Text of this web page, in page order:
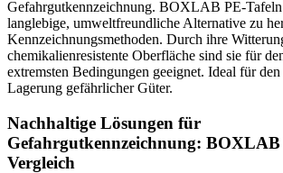
Gefahrgutkennzeichnung. BOXLAB PE-Tafeln
langlebige, umweltfreundliche Alternative zu
Kennzeichnungsmethoden. Durch ihre
chemikalienresistente Oberfläche sind sie für
extremsten Bedingungen geeignet. Ideal für
Lagerung gefährlicher Güter.
Nachhaltige Lösungen für
Gefahrgutkennzeichnung:
Vergleich